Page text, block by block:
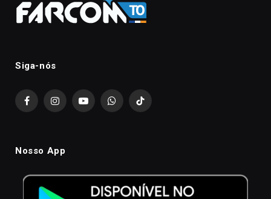
Siga-nós
FacebookInstagramYouTubeWhatsAppTikTok
Nosso App